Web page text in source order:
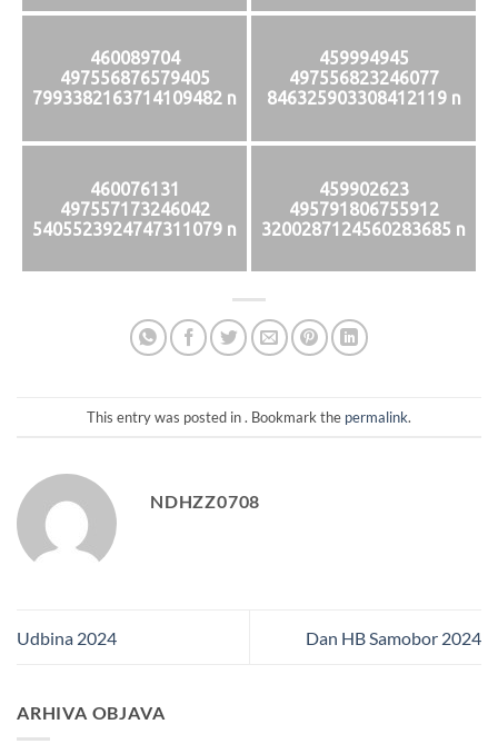
460089704
497556876579405
7993382163714109482 n
459994945
497556823246077
846325903308412119 n
460076131
497557173246042
5405523924747311079 n
459902623
495791806755912
3200287124560283685 n
This entry was posted in . Bookmark the permalink.
NDHZZ0708
Udbina 2024 Dan HB Samobor 2024
ARHIVA OBJAVA